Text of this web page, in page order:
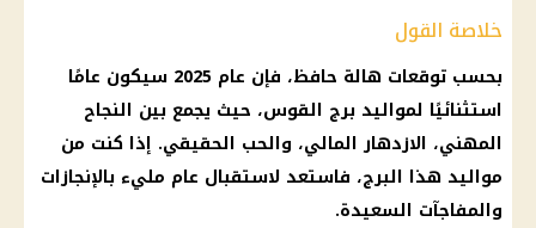
خلاصة القول
بحسب توقعات هالة حافظ، فإن عام 2025 سيكون عامًا
استثنائيًا لمواليد برج القوس، حيث يجمع بين النجاح
المهني، الازدهار المالي، والحب الحقيقي. إذا كنت من
مواليد هذا البرج، فاستعد لاستقبال عام مليء بالإنجازات
والمفاجآت السعيدة.